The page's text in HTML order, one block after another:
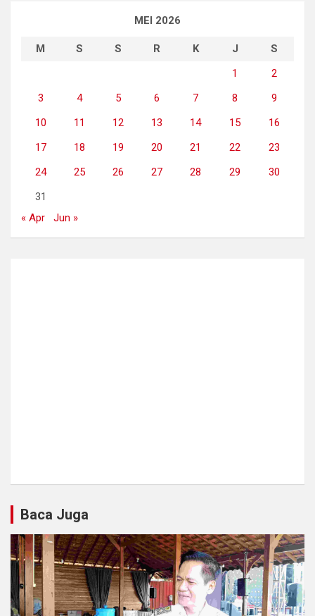
MEI 2026
M S S R K J
S
1
2
3
4 5 6 7 8
9
10
11 12 13 14 15
16
17
18 19 20 21 22
23
24
25 26 27 28 29
30
31
« Apr
Jun »
Baca Juga